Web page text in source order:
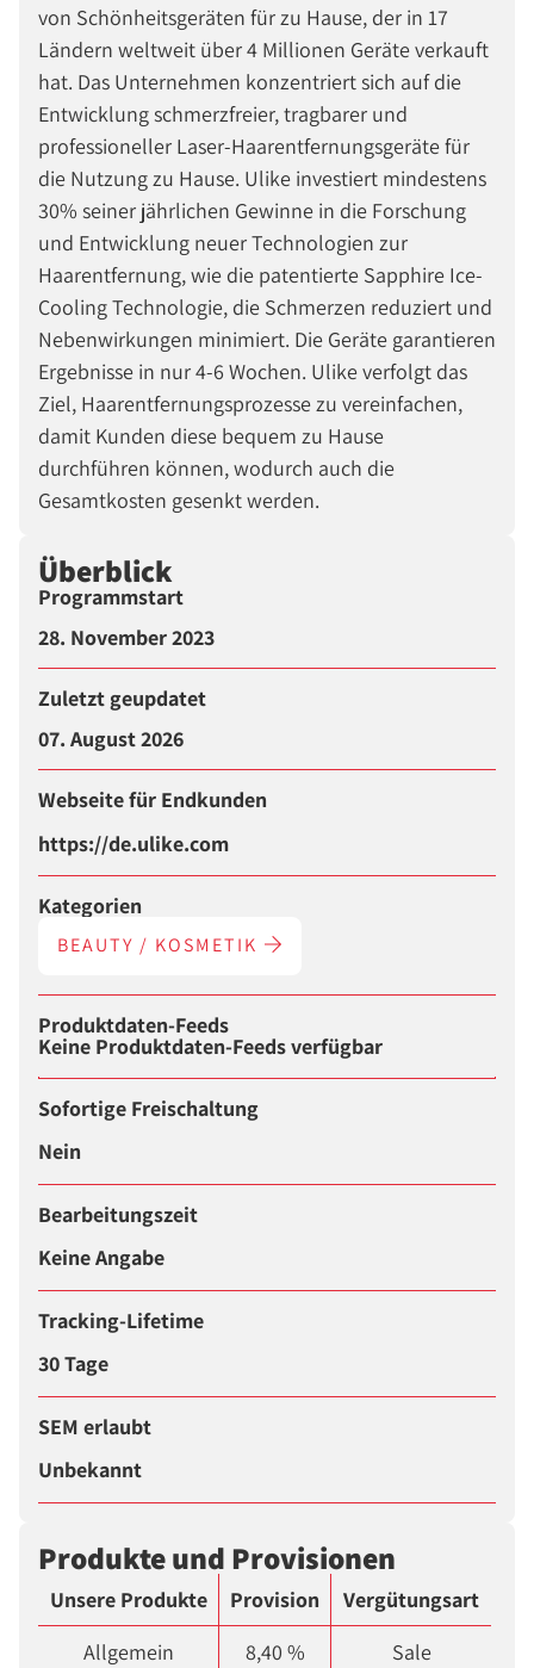
von Schönheitsgeräten für zu Hause, der in 17
Ländern weltweit über 4 Millionen Geräte verkauft
hat. Das Unternehmen konzentriert sich auf die
Entwicklung schmerzfreier, tragbarer und
professioneller Laser-Haarentfernungsgeräte für
die Nutzung zu Hause. Ulike investiert mindestens
30% seiner jährlichen Gewinne in die Forschung
und Entwicklung neuer Technologien zur
Haarentfernung, wie die patentierte Sapphire Ice-
Cooling Technologie, die Schmerzen reduziert und
Nebenwirkungen minimiert. Die Geräte garantieren
Ergebnisse in nur 4-6 Wochen. Ulike verfolgt das
Ziel, Haarentfernungsprozesse zu vereinfachen,
damit Kunden diese bequem zu Hause
durchführen können, wodurch auch die
Gesamtkosten gesenkt werden.
Überblick
Programmstart
28. November 2023
Zuletzt geupdatet
07. August 2026
Webseite für Endkunden
https://de.ulike.com
Kategorien
BEAUTY / KOSMETIK
Produktdaten-Feeds
Keine Produktdaten-Feeds verfügbar
Sofortige Freischaltung
Nein
Bearbeitungszeit
Keine Angabe
Tracking-Lifetime
30 Tage
SEM erlaubt
Unbekannt
Produkte und Provisionen
Unsere Produkte Provision
Vergütungsart
Allgemein
8,40 % Sale